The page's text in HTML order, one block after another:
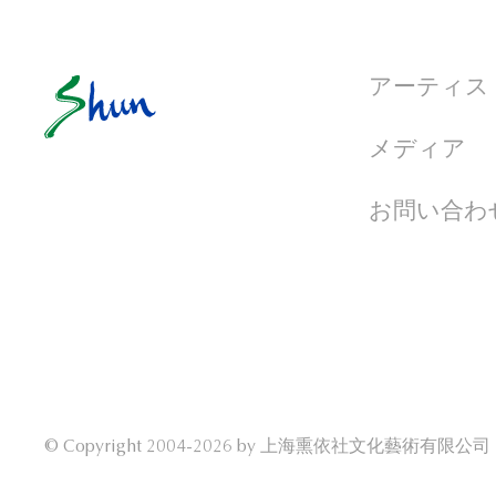
アーティス
メディア
お問い合わ
© Copyright 2004-2026 by 上海熏依社文化藝術有限公司